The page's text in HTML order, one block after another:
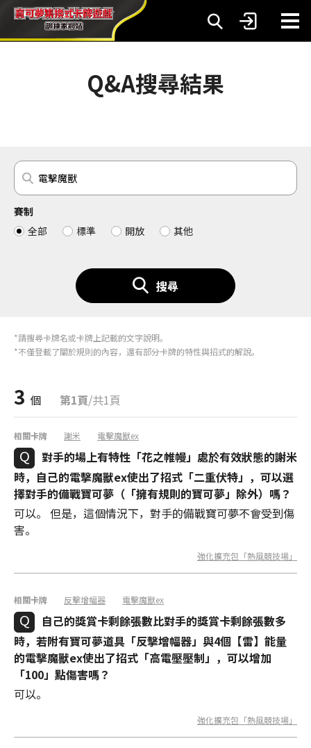
Q&A搜尋結果
賽制
全部
標準 開放 其他
搜尋
*請搜尋卡牌名或卡牌上記載的文字說明。
*不僅登載了關於規則的內容，還有部分卡牌的特性與招式的解說。
3 個 第1頁/共1頁
相關卡牌 謝米 電擊魔獸ex
對手的場上有特性「花之帷幔」處於有效狀態的謝米
時，自己的電擊魔獸ex使出了招式「二重伏特」，可以選
擇對手的備戰寶可夢（「擁有規則的寶可夢」除外）嗎？
可以。 但是，這個情況下，對手的備戰寶可夢不會受到傷
害。
強化擴充包「熱風競技場」
相關卡牌 反擊增幅器 電擊魔獸ex
自己的獎賞卡剩餘張數比對手的獎賞卡剩餘張數多
時，若附有寶可夢道具「反擊增幅器」與4個【雷】能量
的電擊魔獸ex使出了招式「高電壓壓制」，可以增加
「100」點傷害嗎？
可以。
強化擴充包「熱風競技場」